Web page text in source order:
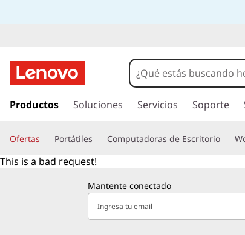
r
c
o
Productos Soluciones Servicios Soporte
Ofertas Portátiles Computadoras de Escritorio
This is a bad request!
Mantente conectado
Ingresa tu email